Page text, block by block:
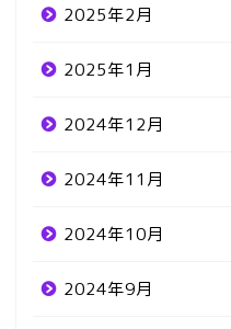
2025年2月
2025年1月
2024年12月
2024年11月
2024年10月
2024年9月